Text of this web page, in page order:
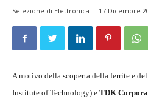
Selezione di Elettronica - 17 Dicembre
A motivo della scoperta della ferrite e
Institute of Technology) e TDK